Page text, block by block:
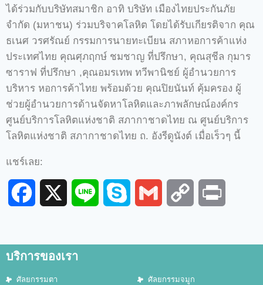
ได้ร่วมกับบริษัทสมาชิก อาทิ บริษัท เมืองไทยประกันภัย
จำกัด (มหาชน) ร่วมบริจาคโลหิต โดยได้รับเกียรติจาก คุณ
ธเนศ วรศรัณย์ กรรมการนายทะเบียน สภาหอการค้าแห่ง
ประเทศไทย คุณศุภฤกษ์ ชมชาญ ที่ปรึกษา, คุณสุชีล กุมาร
ซาราฟ ที่ปรึกษา ,คุณอมรเทพ ทวีพานิชย์ ผู้อำนวยการ
บริหาร หอการค้าไทย พร้อมด้วย คุณปิยนันท์ คุ้มครอง ผู้
ช่วยผู้อำนวยการด้านจัดหาโลหิตและภาพลักษณ์องค์กร
ศูนย์บริการโลหิตแห่งชาติ สภากาชาดไทย ณ ศูนย์บริการ
โลหิตแห่งชาติ สภากาชาดไทย ถ. อังรีดูนังต์ เมื่อเร็วๆ นี้
แชร์เลย:
Facebook Line Skype Gmail Copy
บริการของเรา
ศัลยกรรมตา
ศัลยกรรมจมูก